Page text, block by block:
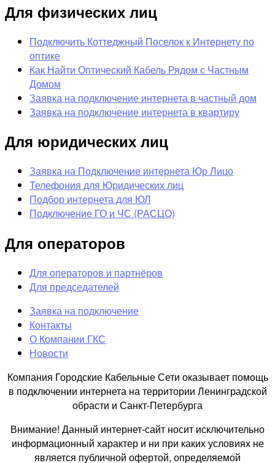
Для физических лиц
Подключить Коттеджный Поселок к Интернету по
оптике
Как Найти Оптический Кабель Рядом с Частным
Домом
Заявка на подключение интернета в частный дом
Заявка на подключение интернета в квартиру
Для юридических лиц
Заявка на Подключение интернета Юр Лицо
Телефония для Юридических лиц
Подбор интернета для ЮЛ
Подключение ГО и ЧС (РАСЦО)
Для операторов
Для операторов и партнёров
Для председателей
Заявка на подключение
Контакты
О Компании ГКС
Новости
Компания Городские Кабельные Сети оказывает помощь
в подключении интернета на территории Ленинградской
обрасти и Санкт-Петербурга
Внимание! Данный интернет-сайт носит исключительно
информационный характер и ни при каких условиях не
является публичной офертой, определяемой